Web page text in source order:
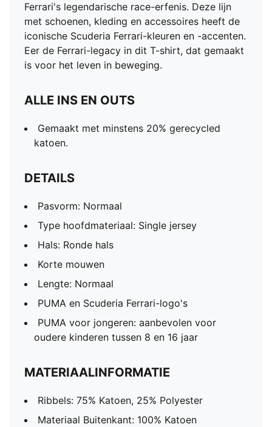
Ferrari's legendarische race-erfenis. Deze lijn
met schoenen, kleding en accessoires heeft de
iconische Scuderia Ferrari-kleuren en -accenten.
Eer de Ferrari-legacy in dit T-shirt, dat gemaakt
is voor het leven in beweging.
ALLE INS EN OUTS
Gemaakt met minstens 20% gerecycled
katoen.
DETAILS
Pasvorm: Normaal
Type hoofdmateriaal: Single jersey
Hals: Ronde hals
Korte mouwen
Lengte: Normaal
PUMA en Scuderia Ferrari-logo's
PUMA voor jongeren: aanbevolen voor
oudere kinderen tussen 8 en 16 jaar
MATERIAALINFORMATIE
Ribbels: 75% Katoen, 25% Polyester
Materiaal Buitenkant: 100% Katoen